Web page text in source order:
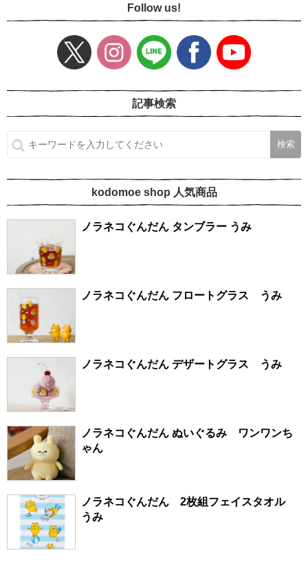
Follow us!
記事検索
kodomoe shop 人気商品
ノラネコぐんだん タンブラー うみ
ノラネコぐんだん フロートグラス うみ
ノラネコぐんだん デザートグラス うみ
ノラネコぐんだん ぬいぐるみ ワンワンち
ゃん
ノラネコぐんだん 2枚組フェイスタオル
うみ